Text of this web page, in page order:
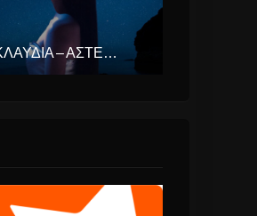
ΚΛΑΥΔΊΑ – ΑΣΤΕΡΟΜΆΤΑ (EUROVISION ΕΛΛΆΔΑ 2025)